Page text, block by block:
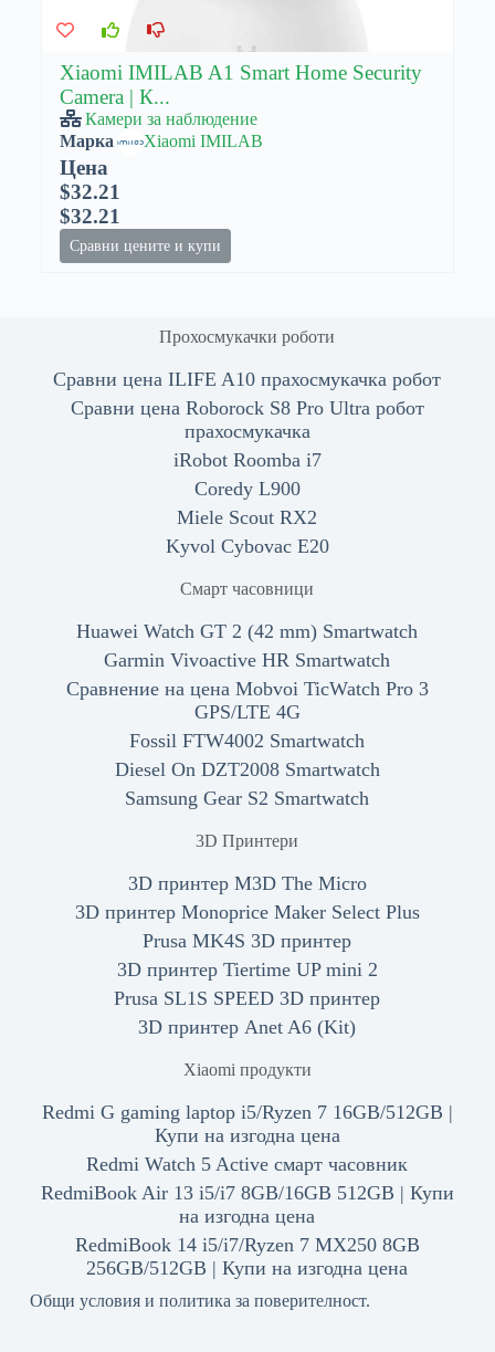
Xiaomi IMILAB A1 Smart Home Security
Camera | К...
Камери за наблюдение
Марка
Xiaomi IMILAB
Цена
$32.21
$32.21
Сравни цените и купи
Прохосмукачки роботи
Сравни цена ILIFE A10 прахосмукачка робот
Сравни цена Roborock S8 Pro Ultra робот
прахосмукачка
iRobot Roomba i7
Coredy L900
Miele Scout RX2
Kyvol Cybovac E20
Смарт часовници
Huawei Watch GT 2 (42 mm) Smartwatch
Garmin Vivoactive HR Smartwatch
Сравнение на цена Mobvoi TicWatch Pro 3
GPS/LTE 4G
Fossil FTW4002 Smartwatch
Diesel On DZT2008 Smartwatch
Samsung Gear S2 Smartwatch
3D Принтери
3D принтер M3D The Micro
3D принтер Monoprice Maker Select Plus
Prusa MK4S 3D принтер
3D принтер Tiertime UP mini 2
Prusa SL1S SPEED 3D принтер
3D принтер Anet A6 (Kit)
Xiaomi продукти
Redmi G gaming laptop i5/Ryzen 7 16GB/512GB |
Купи на изгодна цена
Redmi Watch 5 Active смарт часовник
RedmiBook Air 13 i5/i7 8GB/16GB 512GB | Купи
на изгодна цена
RedmiBook 14 i5/i7/Ryzen 7 MX250 8GB
256GB/512GB | Купи на изгодна цена
Общи условия и политика за поверителност.